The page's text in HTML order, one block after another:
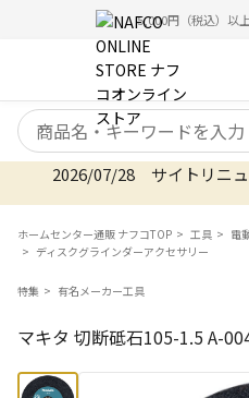
5,000円（税込）以
検索キーワード
2026/07/28 サイトリニ
ホームセンター通販 ナフコTOP 工具
電
ディスクグラインダーアクセサリー
特集 有名メーカー工具
マキタ 切断砥石105-1.5 A-